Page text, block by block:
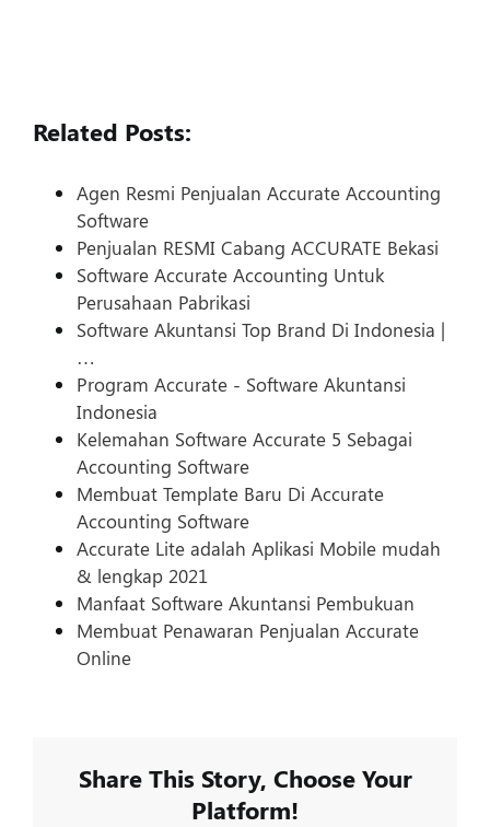
Related Posts:
Agen Resmi Penjualan Accurate Accounting
Software
Penjualan RESMI Cabang ACCURATE Bekasi
Software Accurate Accounting Untuk
Perusahaan Pabrikasi
Software Akuntansi Top Brand Di Indonesia |
…
Program Accurate - Software Akuntansi
Indonesia
Kelemahan Software Accurate 5 Sebagai
Accounting Software
Membuat Template Baru Di Accurate
Accounting Software
Accurate Lite adalah Aplikasi Mobile mudah
& lengkap 2021
Manfaat Software Akuntansi Pembukuan
Membuat Penawaran Penjualan Accurate
Online
Share This Story, Choose Your
Platform!